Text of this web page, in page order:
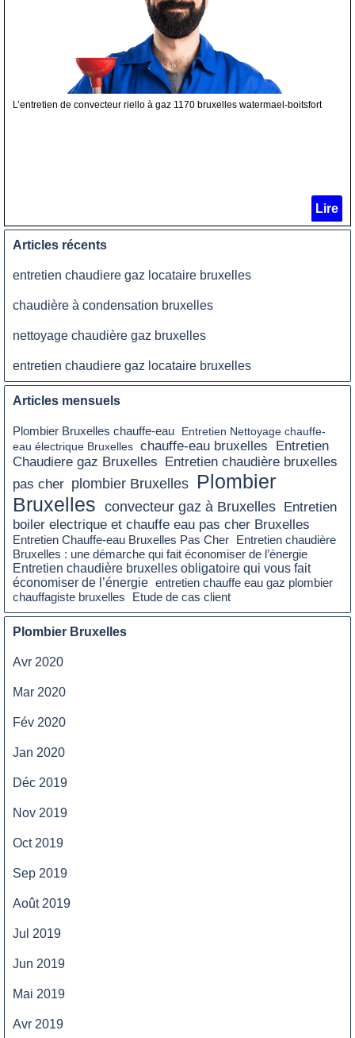
L’entretien de convecteur riello à gaz 1170 bruxelles watermael-boitsfort
Lire
Articles récents
entretien chaudiere gaz locataire bruxelles
chaudière à condensation bruxelles
nettoyage chaudière gaz bruxelles
entretien chaudiere gaz locataire bruxelles
Articles mensuels
Plombier Bruxelles chauffe-eau
Entretien Nettoyage chauffe-
eau électrique Bruxelles chauffe-eau bruxelles
Entretien
Chaudiere gaz Bruxelles Entretien chaudière bruxelles
pas cher plombier Bruxelles Plombier
Bruxelles convecteur gaz à Bruxelles Entretien
boiler electrique et chauffe eau pas cher Bruxelles
Entretien Chauffe-eau Bruxelles Pas Cher
Entretien chaudière
Bruxelles : une démarche qui fait économiser de l’énergie
Entretien chaudière bruxelles obligatoire qui vous fait
économiser de l’énergie entretien chauffe eau gaz plombier
chauffagiste bruxelles
Etude de cas client
Plombier Bruxelles
Avr 2020
Mar 2020
Fév 2020
Jan 2020
Déc 2019
Nov 2019
Oct 2019
Sep 2019
Août 2019
Jul 2019
Jun 2019
Mai 2019
Avr 2019